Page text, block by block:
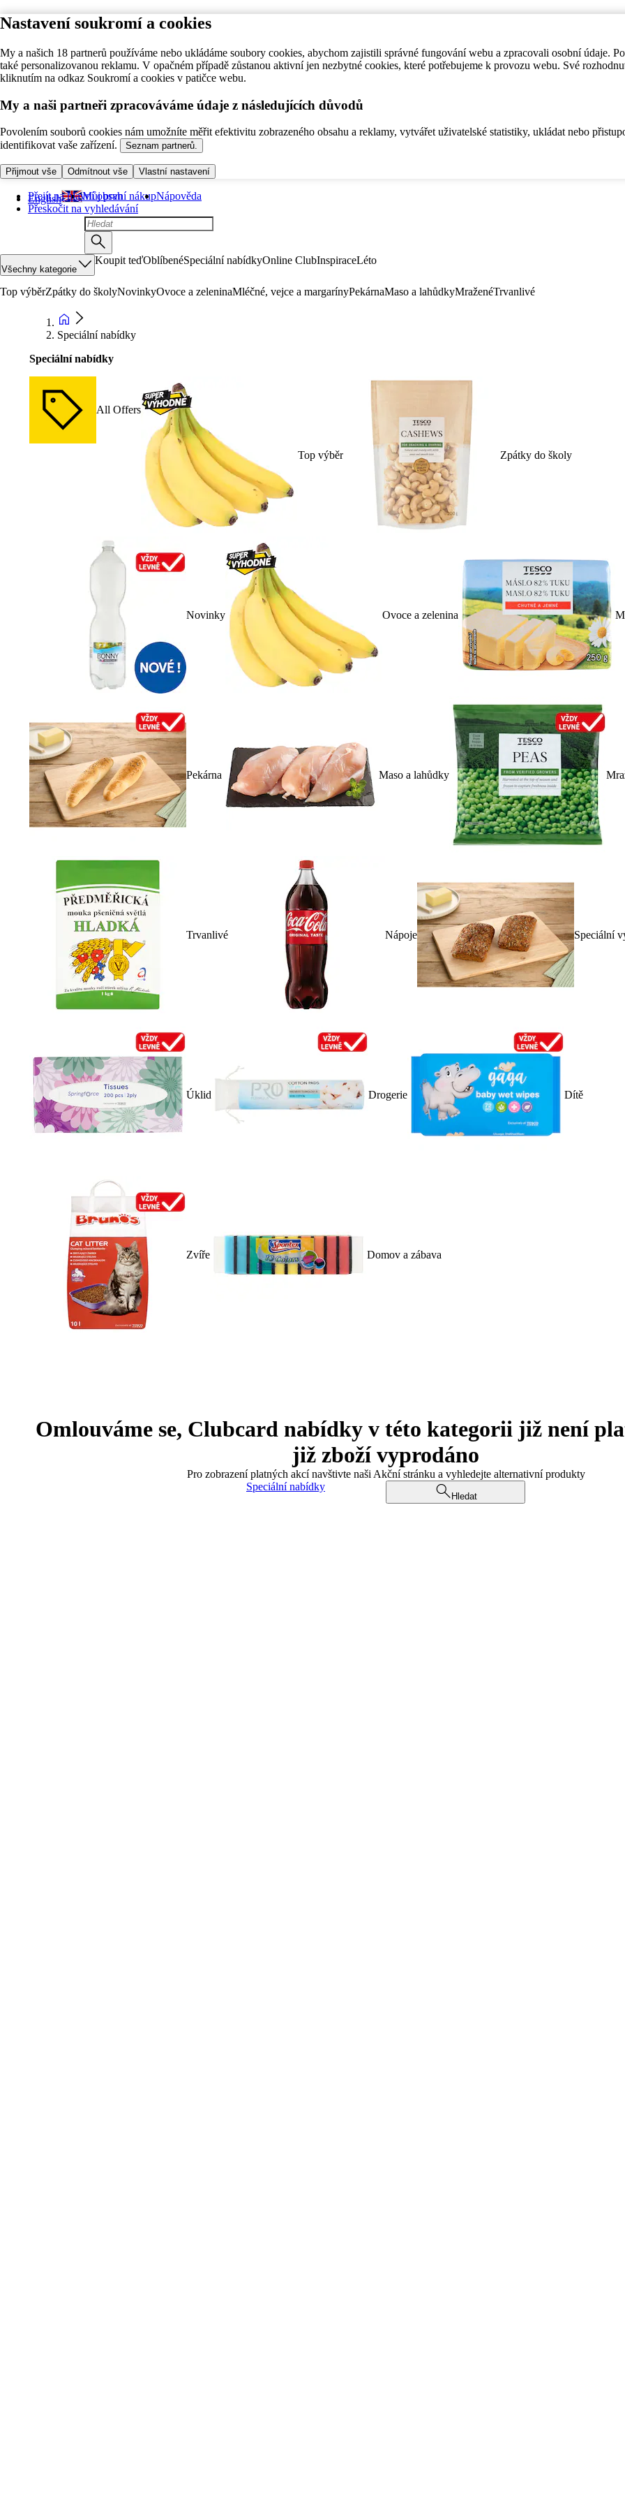
Nastavení soukromí a cookies
My a našich 18 partnerů používáme nebo ukládáme soubory cookies, abychom zajistili správné fungování webu a zpracovali osobní údaje.
také personalizovanou reklamu. V opačném případě zůstanou aktivní jen nezbytné cookies, které potřebujeme k provozu webu. Své
kliknutím na odkaz Soukromí a cookies v patičce webu.
My a naši partneři zpracováváme údaje z následujících důvodů
Povolením souborů cookies nám umožníte měřit efektivitu zobrazeného obsahu a reklamy, vytvářet uživatelské statistiky, ukládat nebo
identifikovat vaše zařízení.
Seznam partnerů.
Přijmout vše Odmítnout vše Vlastní nastavení
Přejít na hlavní obsah
Přeskočit na vyhledávání
English Můj první nákupNápověda
Všechny kategorie
Koupit teďOblíbenéSpeciální nabídkyOnline ClubInspiraceLéto
Top výběrZpátky do školyNovinkyOvoce a zeleninaMléčné, vejce a margarínyPekárnaMaso a lahůdkyMraženéTrvanlivé
Speciální nabídky
Speciální nabídky
All Offers
Top výběr Zpátky do školy
Novinky Ovoce a zelenina
Pekárna Maso a lahůdky
Trvanlivé Nápoje Speciální
Úklid Drogerie Dítě
Zvíře Domov a zábava
Omlouváme se, Clubcard nabídky v této kategorii již není
již zboží vyprodáno
Pro zobrazení platných akcí navštivte naši Akční stránku a vyhledejte alternativní produkty
Speciální nabídky
Hledat